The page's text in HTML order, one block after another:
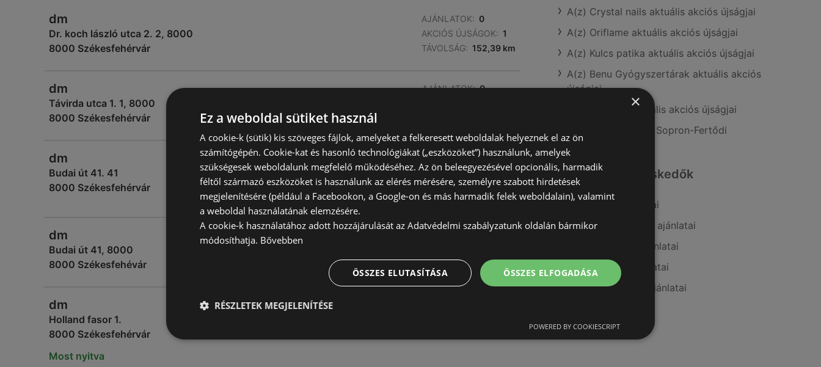
dm
Dr. koch lászló utca 2. 2, 8000
8000 Székesfehérvár
AJÁNLATOK: 0
AKCIÓS ÚJSÁGOK: 1
TÁVOLSÁG: 152,39 km
dm
Távirda utca 1. 1, 8000
8000 Székesfehérvár
AJÁNLATOK: 0
dm
Budai út 41. 41
8000 Székesfehérvár
AJÁNLATOK: 0
AKCIÓS ÚJSÁGOK: 1
TÁVOLSÁG: 153,57 km
dm
Budai út 41, 8000
8000 Székesfehévár
0
TÁVOLSÁG:
153,6 km
dm
Holland fasor 1.
8000 Székesfehérvár
Most nyitva
A(z) Crystal nails aktuális akciós újságjai
A(z) Oriflame aktuális akciós újságjai
A(z) Kulcs patika aktuális akciós újságjai
A(z) Benu Gyógyszertárak aktuális akciós
újságjai
A(z) Douglas aktuális akciós újságjai
A(z) dm üzletei itt: Sopron-Fertődi
Hasonló kiskereskedők
A(z) Vianni ajánlatai
A(z) goods market ajánlatai
A(z) PatikaPlus ajánlatai
A(z) Douglas ajánlatai
A(z) Kulcs patika ajánlatai
×
Ez a weboldal sütiket használ
A cookie-k (sütik) kis szöveges fájlok, amelyeket a felkeresett weboldalak helyeznek el az ön
számítógépén. Cookie-kat és hasonló technológiákat („eszközöket”) használunk, amelyek
szükségesek weboldalunk megfelelő működéséhez. Az ön beleegyezésével opcionális, harmadik
féltől származó eszközöket is használunk az elérés mérésére, személyre szabott hirdetések
megjelenítésére (például a Facebookon, a Google-on és más harmadik felek weboldalain), valamint
a weboldal használatának elemzésére.
A cookie-k használatához adott hozzájárulását az Adatvédelmi szabályzatunk oldalán bármikor
módosíthatja. Bővebben
ÖSSZES ELFOGADÁSA
ÖSSZES ELUTASÍTÁSA
RÉSZLETEK MEGJELENÍTÉSE
POWERED BY COOKIESCRIPT